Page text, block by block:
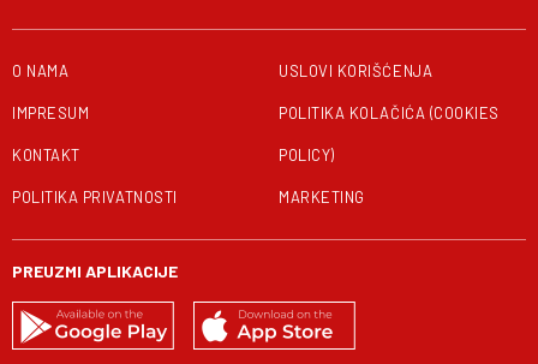
O NAMA
IMPRESUM
KONTAKT
POLITIKA PRIVATNOSTI
USLOVI KORIŠĆENJA
POLITIKA KOLAČIĆA (COOKIES
POLICY)
MARKETING
PREUZMI APLIKACIJE